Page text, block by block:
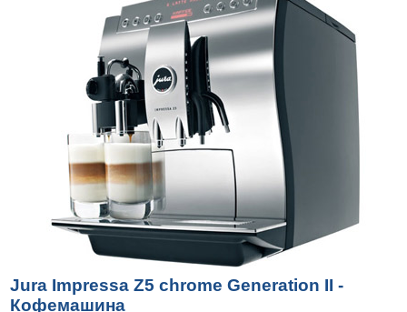
Jura Impressa Z5 chrome Generation II -
Кофемашина